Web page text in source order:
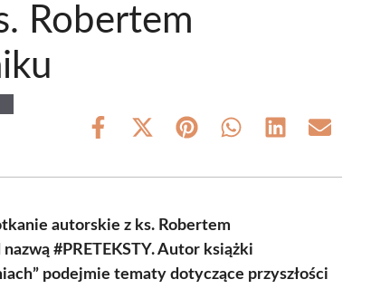
Robertem
Share
Share
(Twitter)
Share Share Share Share
autorskie z ks. Robertem
#PRETEKSTY. Autor książki
podejmie tematy dotyczące przyszłości